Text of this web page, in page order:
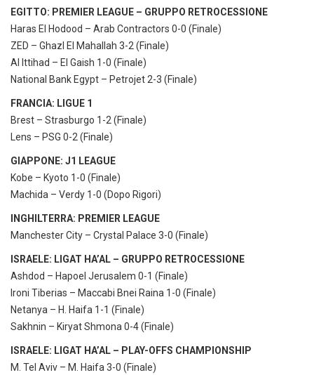
EGITTO: PREMIER LEAGUE – GRUPPO RETROCESSIONE
Haras El Hodood – Arab Contractors 0-0 (Finale)
ZED – Ghazl El Mahallah 3-2 (Finale)
Al Ittihad – El Gaish 1-0 (Finale)
National Bank Egypt – Petrojet 2-3 (Finale)
FRANCIA: LIGUE 1
Brest – Strasburgo 1-2 (Finale)
Lens – PSG 0-2 (Finale)
GIAPPONE: J1 LEAGUE
Kobe – Kyoto 1-0 (Finale)
Machida – Verdy 1-0 (Dopo Rigori)
INGHILTERRA: PREMIER LEAGUE
Manchester City – Crystal Palace 3-0 (Finale)
ISRAELE: LIGAT HA’AL – GRUPPO RETROCESSIONE
Ashdod – Hapoel Jerusalem 0-1 (Finale)
Ironi Tiberias – Maccabi Bnei Raina 1-0 (Finale)
Netanya – H. Haifa 1-1 (Finale)
Sakhnin – Kiryat Shmona 0-4 (Finale)
ISRAELE: LIGAT HA’AL – PLAY-OFFS CHAMPIONSHIP
M. Tel Aviv – M. Haifa 3-0 (Finale)